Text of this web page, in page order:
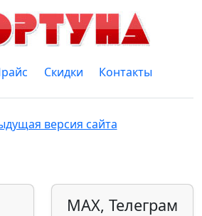
Скидки Контакты
версия сайта
MAX, Телеграм